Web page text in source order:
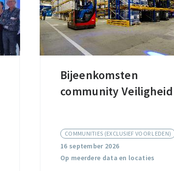
Bijeenkomsten
community Veiligheid
COMMUNITIES (EXCLUSIEF VOOR LEDEN)
16 september 2026
Op meerdere data en locaties
Bijeenkomsten
community